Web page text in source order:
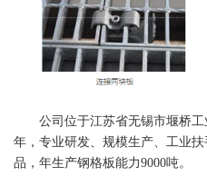
公司位于江苏省无锡市堰桥
年，专业研发、规模生产、工业
品，年生产钢格板能力9000吨。